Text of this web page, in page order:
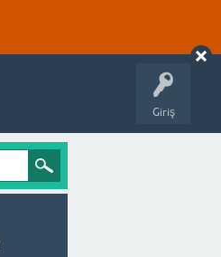
Giriş